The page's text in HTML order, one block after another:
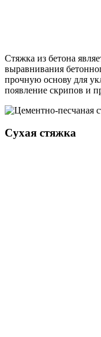
Стяжка из бетона
выравнивания
прочную основу для
появление скрипов и
Сухая стяжка